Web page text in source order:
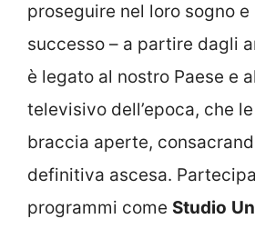
proseguire nel loro sogno
successo – a partire dagli
è legato al nostro Paese e
televisivo dell’epoca, che
braccia aperte,
definitiva ascesa.
programmi come Studio